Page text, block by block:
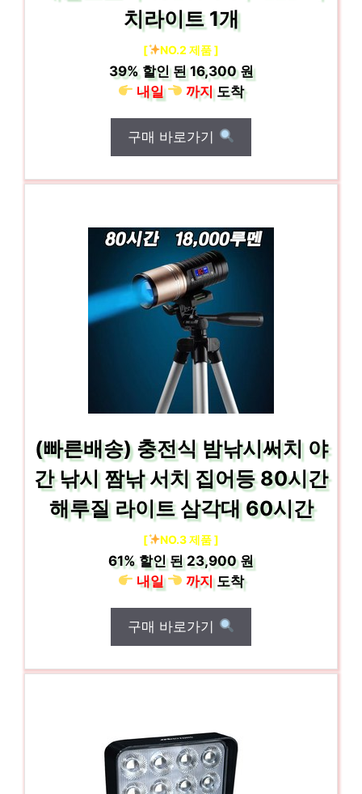
치라이트 1개
[ NO.2 제품 ]
39%할인 된16,300 원
내일
까지도착
구매 바로가기
(빠른배송) 충전식 밤낚시써치 야
간 낚시 짬낚 서치 집어등 80시간
해루질 라이트 삼각대 60시간
[ NO.3 제품 ]
61% 할인 된23,900 원
내일
까지도착
구매 바로가기